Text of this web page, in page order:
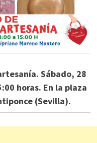
Sábado, 28
horas. En la plaza
(Sevilla).